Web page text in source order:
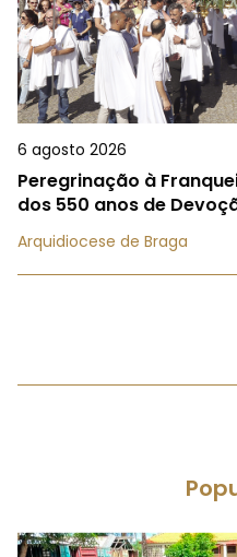
6 agosto 2026
Peregrinação à
dos 550 anos de
Arquidiocese de Braga